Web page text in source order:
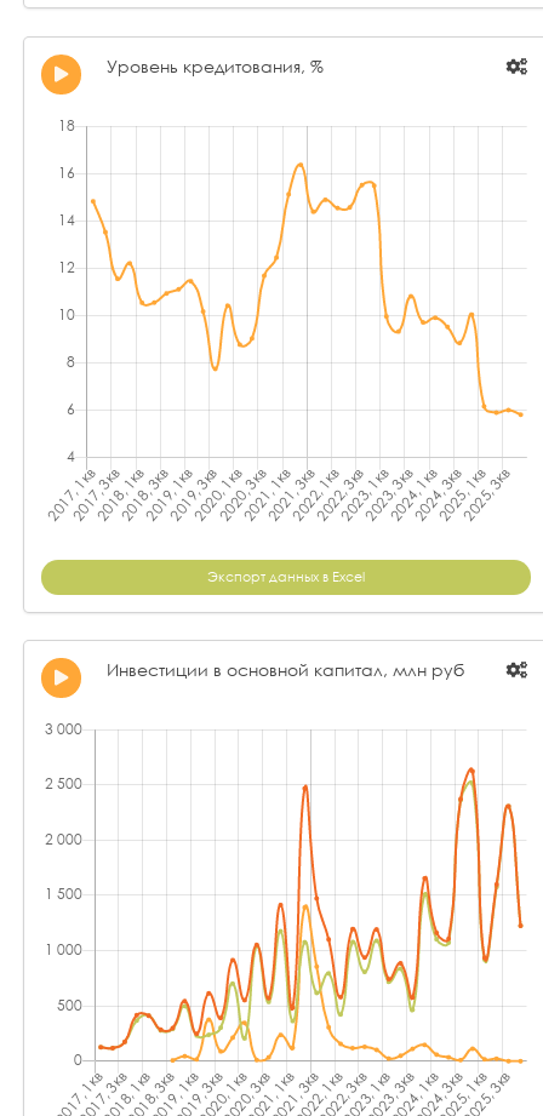
Уровень кредитования, %
Экспорт данных в Excel
Инвестиции в основной капитал, млн руб